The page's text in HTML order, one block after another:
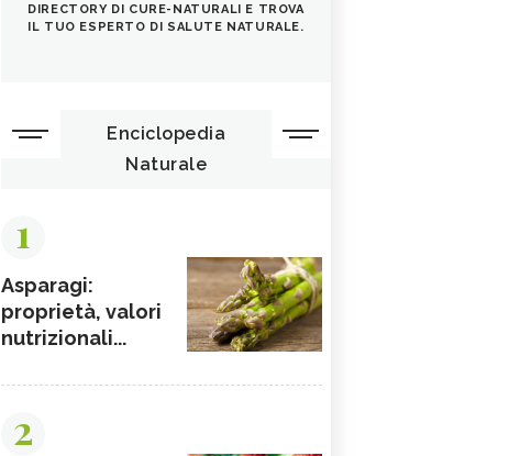
DIRECTORY DI CURE-NATURALI E TROVA
IL TUO ESPERTO DI SALUTE NATURALE.
Enciclopedia
Naturale
1
Asparagi:
proprietà, valori
nutrizionali...
2